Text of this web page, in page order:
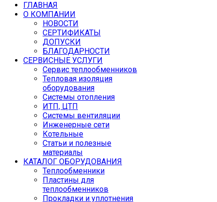
ГЛАВНАЯ
О КОМПАНИИ
НОВОСТИ
СЕРТИФИКАТЫ
ДОПУСКИ
БЛАГОДАРНОСТИ
СЕРВИСНЫЕ УСЛУГИ
Сервис теплообменников
Тепловая изоляция
оборудования
Системы отопления
ИТП, ЦТП
Системы вентиляции
Инженерные сети
Котельные
Статьи и полезные
материалы
КАТАЛОГ ОБОРУДОВАНИЯ
Теплообменники
Пластины для
теплообменников
Прокладки и уплотнения